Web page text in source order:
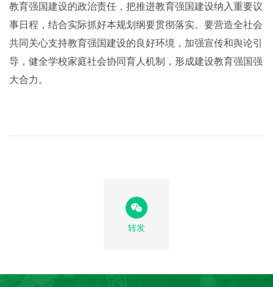
教育强国建设的政治责任，把推进教育强国建设纳入重要议
事日程，结合实际抓好本规划纲要贯彻落实。要营造全社会
共同关心支持教育强国建设的良好环境，加强宣传和舆论引
导，健全学校家庭社会协同育人机制，形成建设教育强国强
大合力。
转发